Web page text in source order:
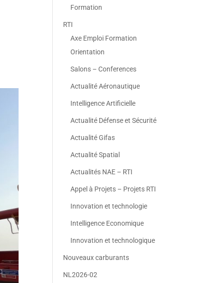
Formation
RTI
Axe Emploi Formation
Orientation
Salons – Conferences
Actualité Aéronautique
Intelligence Artificielle
Actualité Défense et Sécurité
Actualité Gifas
Actualité Spatial
Actualités NAE – RTI
Appel à Projets – Projets RTI
Innovation et technologie
Intelligence Economique
Innovation et technologique
Nouveaux carburants
NL2026-02